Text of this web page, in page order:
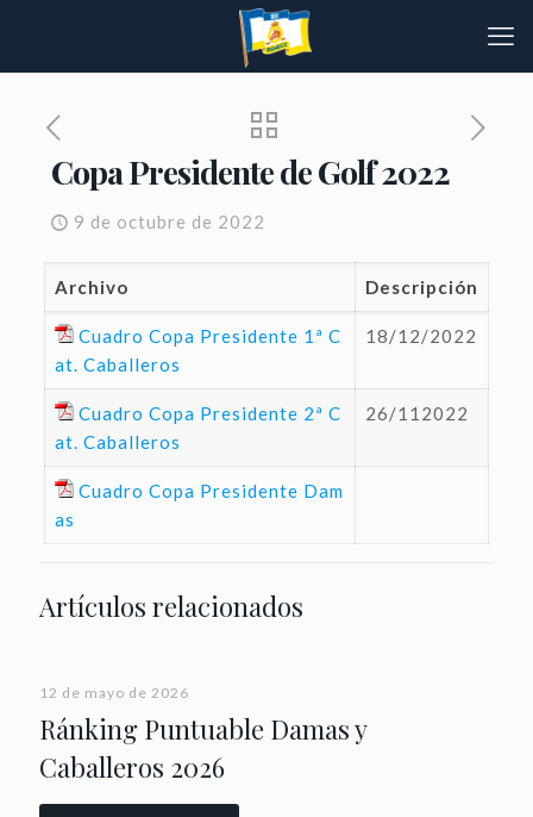
Copa Presidente de Golf 2022
9 de octubre de 2022
Archivo Descripción
Cuadro Copa Presidente 1ª C
at. Caballeros
18/12/2022
Cuadro Copa Presidente 2ª C
at. Caballeros
26/112022
Cuadro Copa Presidente Dam
as
Artículos relacionados
12 de mayo de 2026
Ránking Puntuable Damas y
Caballeros 2026